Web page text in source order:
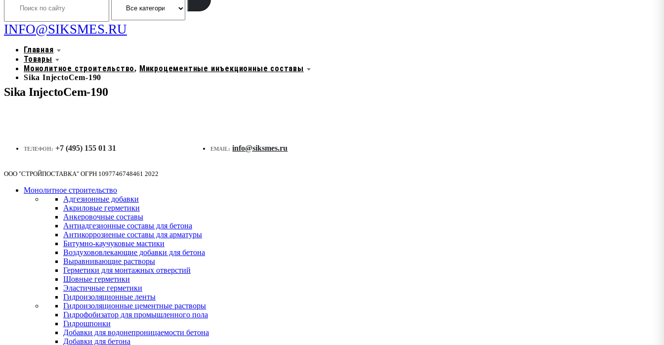
INFO@SIKSMES.RU
Главная
Товары
Монолитное строительство, Микроцементные инъекционные составы
Sika InjectoCem-190
Sika InjectoCem-190
ТЕЛЕФОН: +7 (495) 155 01 31 EMAIL: info@siksmes.ru
ООО "СТРОЙПОСТАВКА" ОГРН 1097746748461 2022
Монолитное строительство
Адгезионные добавки
Акриловые герметики
Анкеровочные составы
Антиадгезионные составы для бетона
Антикоррозиеные составы для арматуры
Битумно-каучуковые мастики
Воздухововлекающие добавки для бетона
Выравнивающие растворы
Герметики для монтажных отверстий
Шовные герметики
Эластичные герметики
Гидроизоляционные ленты
Гидроизоляционные цементные растворы
Гидрофобизатор для промышленного пола
Гидрошпонки
Добавки для водонепроницаемости бетона
Добавки для бетона